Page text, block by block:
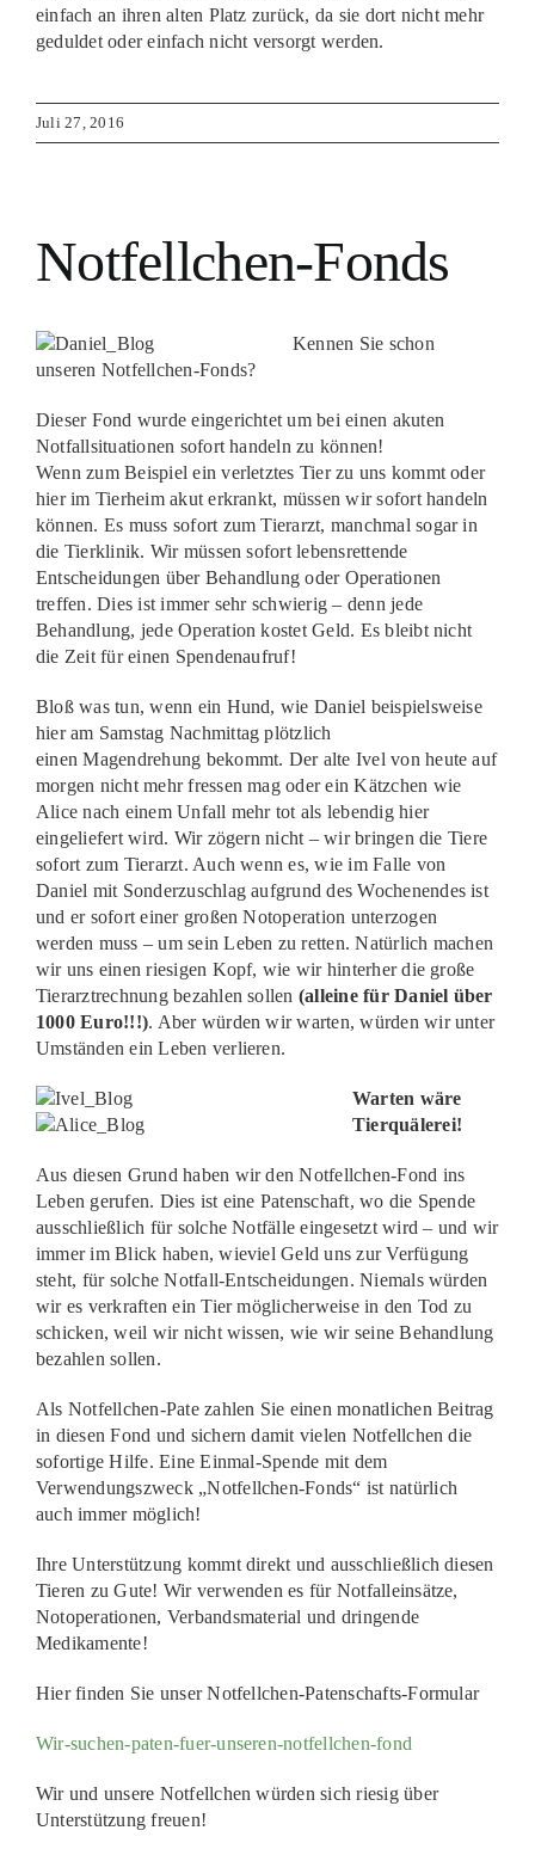
einfach an ihren alten Platz zurück, da sie dort nicht mehr
geduldet oder einfach nicht versorgt werden.
Juli 27, 2016
Notfellchen-Fonds
Kennen Sie schon
unseren Notfellchen-Fonds?
Dieser Fond wurde eingerichtet um bei einen akuten
Notfallsituationen sofort handeln zu können!
Wenn zum Beispiel ein verletztes Tier zu uns kommt oder
hier im Tierheim akut erkrankt, müssen wir sofort handeln
können. Es muss sofort zum Tierarzt, manchmal sogar in
die Tierklinik. Wir müssen sofort lebensrettende
Entscheidungen über Behandlung oder Operationen
treffen. Dies ist immer sehr schwierig – denn jede
Behandlung, jede Operation kostet Geld. Es bleibt nicht
die Zeit für einen Spendenaufruf!
Bloß was tun, wenn ein Hund, wie Daniel beispielsweise
hier am Samstag Nachmittag plötzlich
einen Magendrehung bekommt. Der alte Ivel von heute auf
morgen nicht mehr fressen mag oder ein Kätzchen wie
Alice nach einem Unfall mehr tot als lebendig hier
eingeliefert wird. Wir zögern nicht – wir bringen die Tiere
sofort zum Tierarzt. Auch wenn es, wie im Falle von
Daniel mit Sonderzuschlag aufgrund des Wochenendes ist
und er sofort einer großen Notoperation unterzogen
werden muss – um sein Leben zu retten. Natürlich machen
wir uns einen riesigen Kopf, wie wir hinterher die große
Tierarztrechnung bezahlen sollen (alleine für Daniel über
1000 Euro!!!). Aber würden wir warten, würden wir unter
Umständen ein Leben verlieren.
Warten wäre
Tierquälerei!
Aus diesen Grund haben wir den Notfellchen-Fond ins
Leben gerufen. Dies ist eine Patenschaft, wo die Spende
ausschließlich für solche Notfälle eingesetzt wird – und wir
immer im Blick haben, wieviel Geld uns zur Verfügung
steht, für solche Notfall-Entscheidungen. Niemals würden
wir es verkraften ein Tier möglicherweise in den Tod zu
schicken, weil wir nicht wissen, wie wir seine Behandlung
bezahlen sollen.
Als Notfellchen-Pate zahlen Sie einen monatlichen Beitrag
in diesen Fond und sichern damit vielen Notfellchen die
sofortige Hilfe. Eine Einmal-Spende mit dem
Verwendungszweck „Notfellchen-Fonds“ ist natürlich
auch immer möglich!
Ihre Unterstützung kommt direkt und ausschließlich diesen
Tieren zu Gute! Wir verwenden es für Notfalleinsätze,
Notoperationen, Verbandsmaterial und dringende
Medikamente!
Hier finden Sie unser Notfellchen-Patenschafts-Formular
Wir-suchen-paten-fuer-unseren-notfellchen-fond
Wir und unsere Notfellchen würden sich riesig über
Unterstützung freuen!